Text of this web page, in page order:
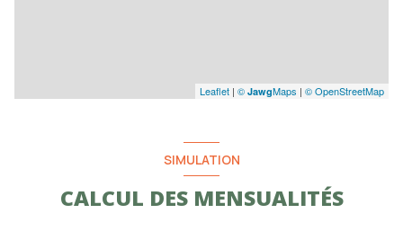
Leaflet | © JawgMaps | © OpenStreetMap
SIMULATION
CALCUL DES MENSUALITÉS